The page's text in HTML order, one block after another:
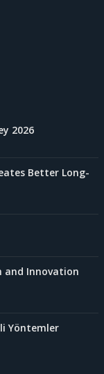
2026
Better Long-
and Innovation
Yöntemler